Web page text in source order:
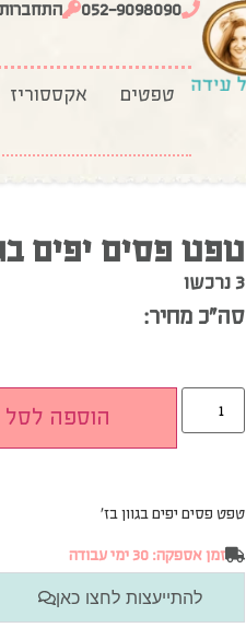
052-9098090 התחברות
טפטים אקססוריז
טפט פסים יפים
3 נרכשו
סה”כ מחיר:
הוספה לסל
טפט פסים יפים בגוון בז’
זמן אספקה: 30 ימי עבודה
להתייעצות לחצו כאן